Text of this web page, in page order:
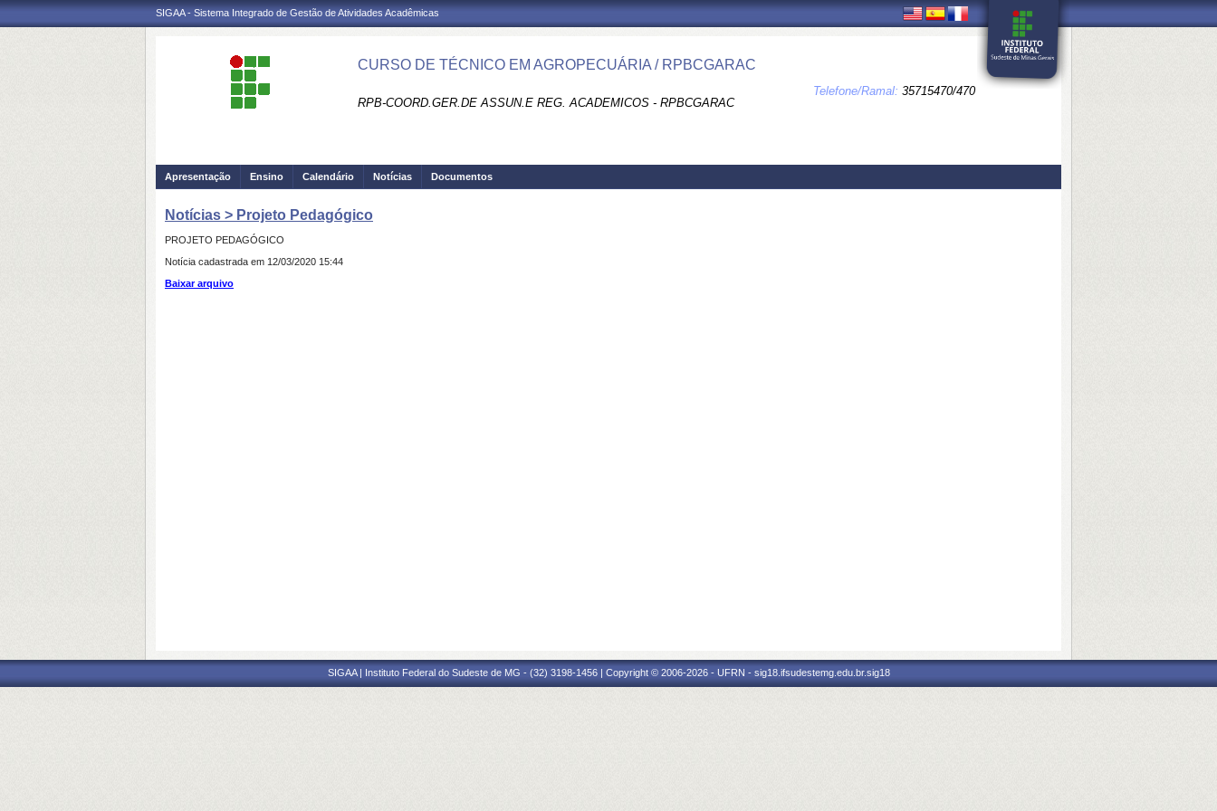
SIGAA - Sistema Integrado de Gestão de Atividades Acadêmicas
CURSO DE TÉCNICO EM AGROPECUÁRIA / RPBCGARAC
RPB-COORD.GER.DE ASSUN.E REG. ACADEMICOS - RPBCGARAC
Telefone/Ramal: 35715470/470
Apresentação Ensino Calendário Notícias Documentos
Notícias > Projeto Pedagógico
PROJETO PEDAGÓGICO
Notícia cadastrada em 12/03/2020 15:44
Baixar arquivo
SIGAA | Instituto Federal do Sudeste de MG - (32) 3198-1456 | Copyright © 2006-2026 - UFRN - sig18.ifsudestemg.edu.br.sig18